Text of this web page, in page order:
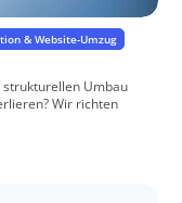
& Website-Umzug
strukturellen Umbau
Wir richten